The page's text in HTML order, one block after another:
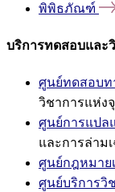
พิพิธภัณฑ์
บริการทดสอบและ
ศูนย์ทดสอบท
วิชาการแห่ง
ศูนย์การแปล
และการล่าม
ศูนย์กฎหมาย
ศูนย์บริการวิ